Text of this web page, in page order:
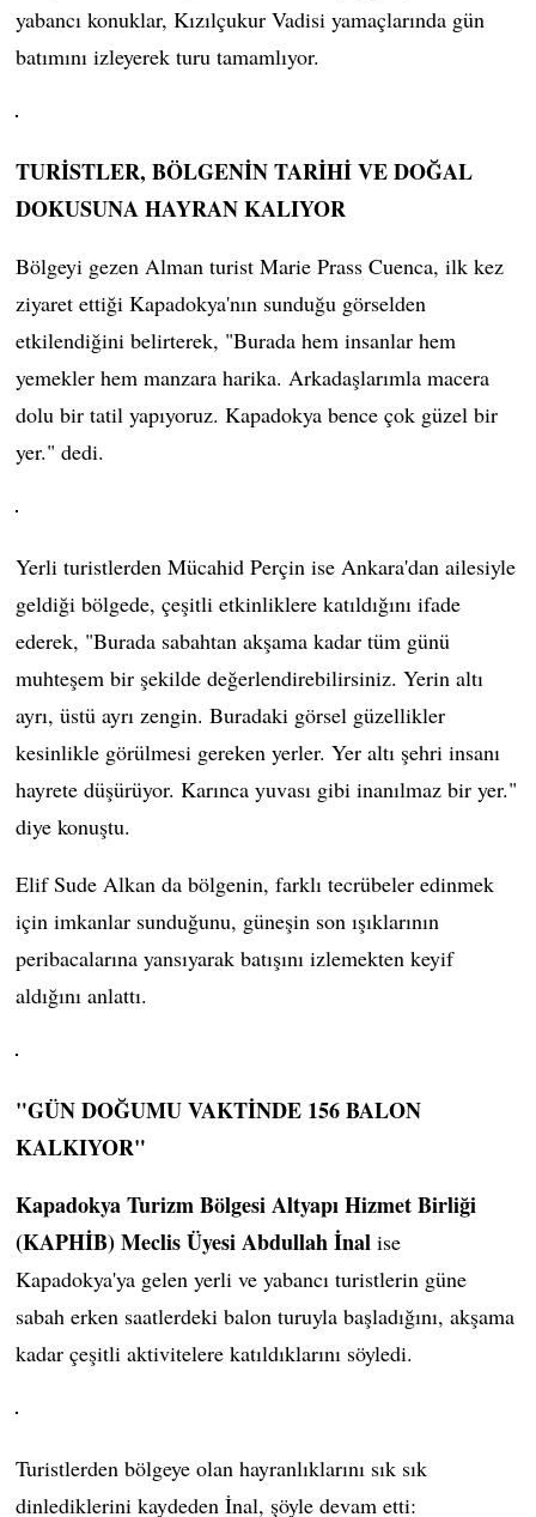
yabancı konuklar, Kızılçukur Vadisi yamaçlarında gün
batımını izleyerek turu tamamlıyor.
TURİSTLER, BÖLGENİN TARİHİ VE DOĞAL
DOKUSUNA HAYRAN KALIYOR
Bölgeyi gezen Alman turist Marie Prass Cuenca, ilk kez
ziyaret ettiği Kapadokya'nın sunduğu görselden
etkilendiğini belirterek, "Burada hem insanlar hem
yemekler hem manzara harika. Arkadaşlarımla macera
dolu bir tatil yapıyoruz. Kapadokya bence çok güzel bir
yer." dedi.
Yerli turistlerden Mücahid Perçin ise Ankara'dan ailesiyle
geldiği bölgede, çeşitli etkinliklere katıldığını ifade
ederek, "Burada sabahtan akşama kadar tüm günü
muhteşem bir şekilde değerlendirebilirsiniz. Yerin altı
ayrı, üstü ayrı zengin. Buradaki görsel güzellikler
kesinlikle görülmesi gereken yerler. Yer altı şehri insanı
hayrete düşürüyor. Karınca yuvası gibi inanılmaz bir yer."
diye konuştu.
Elif Sude Alkan da bölgenin, farklı tecrübeler edinmek
için imkanlar sunduğunu, güneşin son ışıklarının
peribacalarına yansıyarak batışını izlemekten keyif
aldığını anlattı.
"GÜN DOĞUMU VAKTİNDE 156 BALON
KALKIYOR"
Kapadokya Turizm Bölgesi Altyapı Hizmet Birliği
(KAPHİB) Meclis Üyesi Abdullah İnal ise
Kapadokya'ya gelen yerli ve yabancı turistlerin güne
sabah erken saatlerdeki balon turuyla başladığını, akşama
kadar çeşitli aktivitelere katıldıklarını söyledi.
Turistlerden bölgeye olan hayranlıklarını sık sık
dinlediklerini kaydeden İnal, şöyle devam etti: